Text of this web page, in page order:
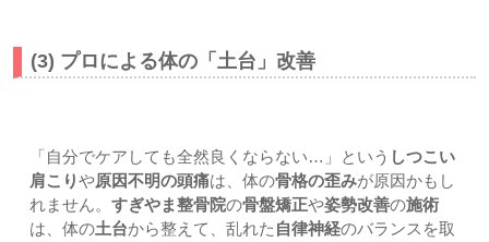
(3) プロによる体の「土台」改善
「自分でケアしても全然良くならない…」という しつこい
肩こりや原因不明の頭痛は、体の骨格の歪みが原因かもし
れません。 すぎやま整骨院の骨盤矯正や姿勢改善の施術
は、体の土台から整えて、乱れた 自律神経のバランスを取